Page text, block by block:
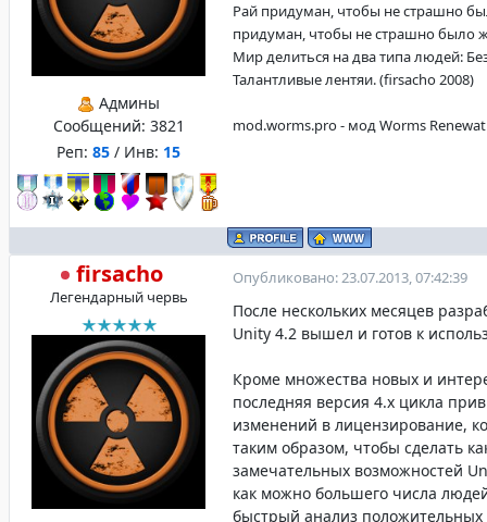
Админы
Сообщений: 3821
Реп: 85 / Инв: 15
Рай придуман, чтобы не страшно
придуман, чтобы не страшно было
Мир делиться на два типа людей:
Талантливые лентяи. (firsacho 2008)
mod.worms.pro - мод Worms
firsacho
Легендарный червь
Опубликовано: 23.07.2013, 07:42:39
После нескольких месяцев
Unity 4.2 вышел и готов к
Кроме множества новых и
последняя версия 4.x цикла
изменений в лицензирование,
таким образом, чтобы сделать
замечательных возможностей
как можно большего числа
быстрый анализ